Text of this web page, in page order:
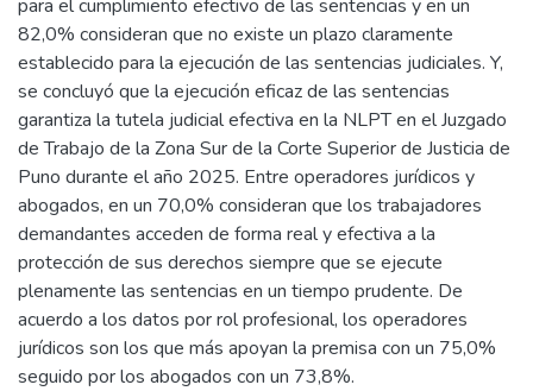
para el cumplimiento efectivo de las sentencias y en un
82,0% consideran que no existe un plazo claramente
establecido para la ejecución de las sentencias judiciales. Y,
se concluyó que la ejecución eficaz de las sentencias
garantiza la tutela judicial efectiva en la NLPT en el Juzgado
de Trabajo de la Zona Sur de la Corte Superior de Justicia de
Puno durante el año 2025. Entre operadores jurídicos y
abogados, en un 70,0% consideran que los trabajadores
demandantes acceden de forma real y efectiva a la
protección de sus derechos siempre que se ejecute
plenamente las sentencias en un tiempo prudente. De
acuerdo a los datos por rol profesional, los operadores
jurídicos son los que más apoyan la premisa con un 75,0%
seguido por los abogados con un 73,8%.